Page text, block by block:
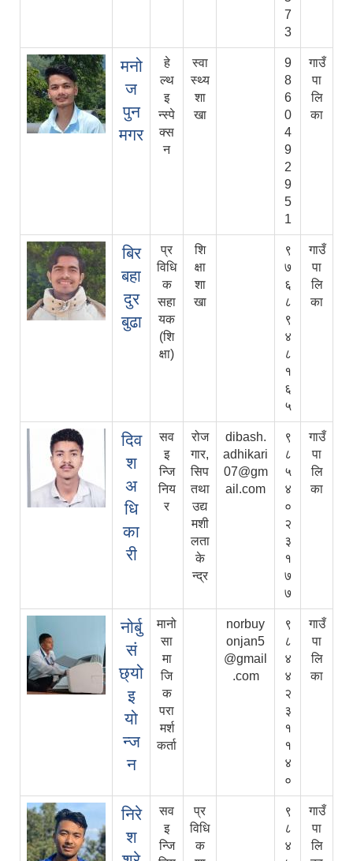
7
3
मनो
ज
पुन
मगर
हे
ल्थ
इ
न्स्पे
क्स
न
स्वा
स्थ्य
शा
खा
9
8
6
0
4
9
2
9
5
1
गाउँ
पा
लि
का
बिर
बहा
दुर
बुढा
प्र
विधि
क
सहा
यक
(शि
क्षा)
शि
क्षा
शा
खा
९
७
६
८
९
४
८
१
६
५
गाउँ
पा
लि
का
दिव
श
अ
धि
का
री
सव
इ
न्जि
निय
र
रोज
गार,
सिप
तथा
उद्य
मशी
लता
के
न्द्र
dibash.
adhikari
07@gm
ail.com
९
८
५
४
०
२
३
१
७
७
गाउँ
पा
लि
का
नोर्बु
सं
छ्यो
इ
यो
न्ज
न
मानो
सा
मा
जि
क
परा
मर्श
कर्ता
norbuy
onjan5
@gmail
.com
९
८
४
४
२
३
१
१
४
०
गाउँ
पा
लि
का
निरे
श
सव
इ
न्जि
प्र
विधि
क
९
८
४
गाउँ
पा
लि